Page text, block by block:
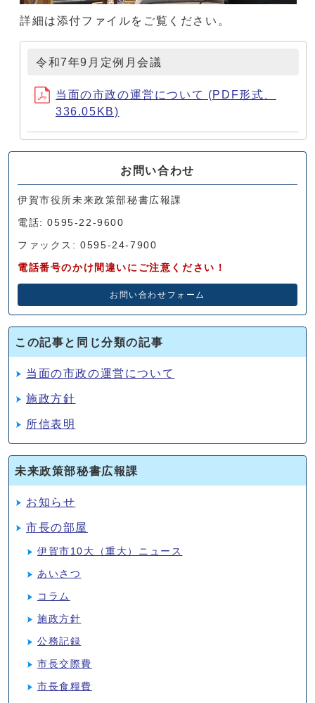
詳細は添付ファイルをご覧ください。
令和7年9月定例月会議
当面の市政の運営について (PDF形式、
336.05KB)
お問い合わせ
伊賀市役所未来政策部秘書広報課
電話: 0595-22-9600
ファックス: 0595-24-7900
電話番号のかけ間違いにご注意ください！
お問い合わせフォーム
この記事と同じ分類の記事
当面の市政の運営について
施政方針
所信表明
未来政策部秘書広報課
お知らせ
市長の部屋
伊賀市10大（重大）ニュース
あいさつ
コラム
施政方針
公務記録
市長交際費
市長食糧費